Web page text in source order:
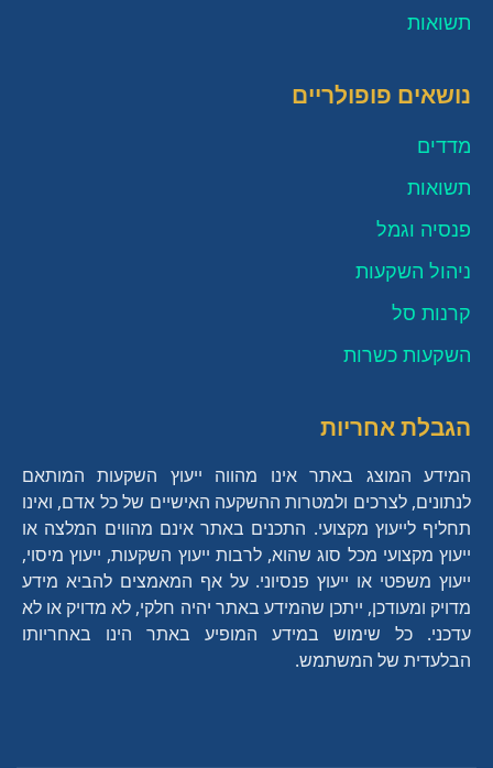
תשואות
נושאים פופולריים
מדדים
תשואות
פנסיה וגמל
ניהול השקעות
קרנות סל
השקעות כשרות
הגבלת אחריות
המידע המוצג באתר אינו מהווה ייעוץ השקעות המותאם
לנתונים, לצרכים ולמטרות ההשקעה האישיים של כל אדם, ואינו
תחליף לייעוץ מקצועי. התכנים באתר אינם מהווים המלצה או
ייעוץ מקצועי מכל סוג שהוא, לרבות ייעוץ השקעות, ייעוץ מיסוי,
ייעוץ משפטי או ייעוץ פנסיוני. על אף המאמצים להביא מידע
מדויק ומעודכן, ייתכן שהמידע באתר יהיה חלקי, לא מדויק או לא
עדכני. כל שימוש במידע המופיע באתר הינו באחריותו
הבלעדית של המשתמש.